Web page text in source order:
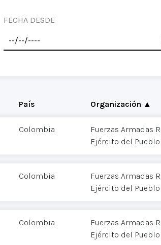
FECHA DESDE
País Organización ▲
Colombia
Fuerzas Armadas
Ejército del Pueblo
Colombia
Fuerzas Armadas
Ejército del Pueblo
Colombia
Fuerzas Armadas
Ejército del Pueblo